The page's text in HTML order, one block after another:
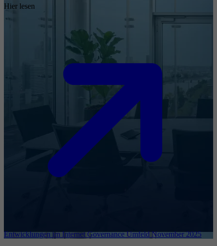
Hier lesen
Entwicklungen im Internet Governance Umfeld November 2025